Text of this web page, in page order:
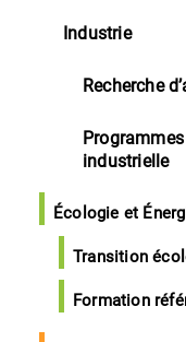
Industrie
Recherche
industrielle
Écologie et
Transition
Formation
Economique
spécialiste
Aides du
l'hôpital à
Région